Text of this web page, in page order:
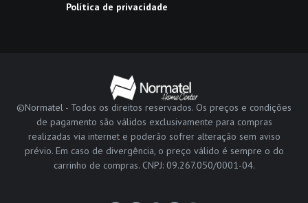
Política de privacidade
©Normatel - Todos os direitos reservados. Os preços e condições
de pagamento são válidos exclusivamente para compras
realizadas via internet e poderão sofrer alteração sem aviso
prévio. Em caso de divergência, o preço válido é sempre o do
carrinho de compras. CNPJ: 09.267.050/0001-04.